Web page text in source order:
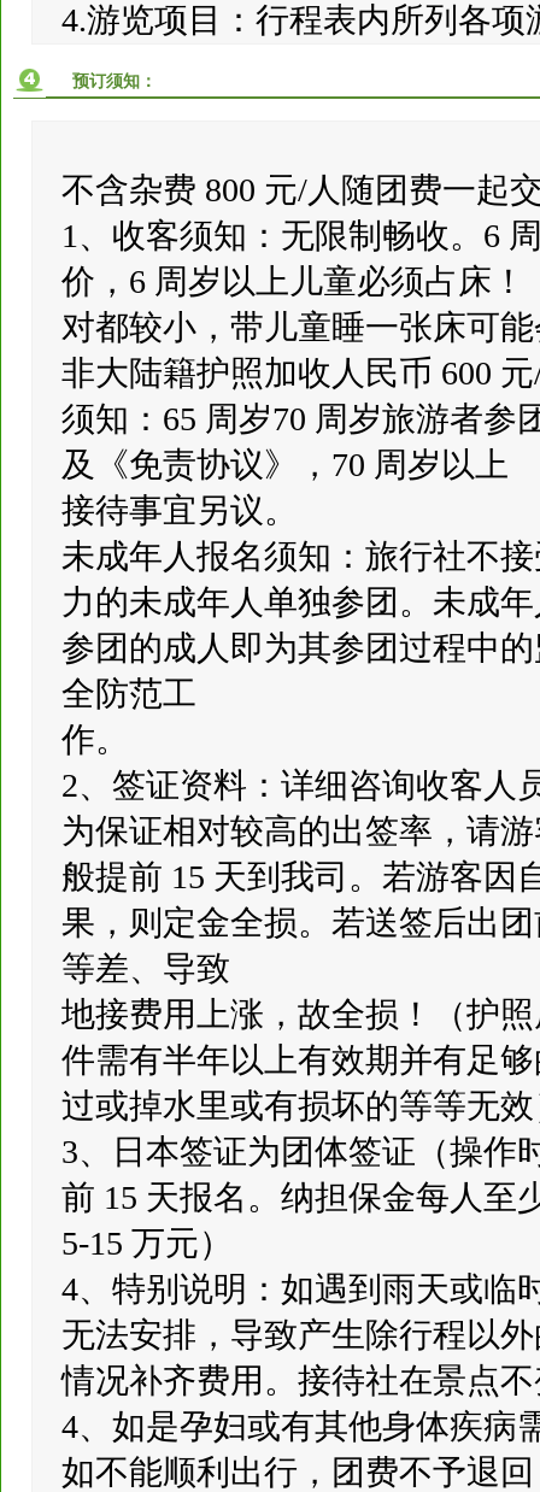
4.游览项目：行程表内所列各
预订须知：
不含杂费 800 元/人随团费一起
1、收客须知：无限制畅收。6
价，6 周岁以上儿童必须占床
对都较小，带儿童睡一张床可
非大陆籍护照加收人民币 600
须知：65 周岁70 周岁旅游者
及《免责协议》，70 周岁以上
接待事宜另议。
未成年人报名须知：旅行社不
力的未成年人单独参团。未成
参团的成人即为其参团过程中
全防范工
作。
2、签证资料：详细咨询收客人
为保证相对较高的出签率，请
般提前 15 天到我司。若游客因
果，则定金全损。若送签后出
等差、导致
地接费用上涨，故全损！（护
件需有半年以上有效期并有足
过或掉水里或有损坏的等等无
3、日本签证为团体签证（操作
前 15 天报名。纳担保金每人至
5-15 万元）
4、特别说明：如遇到雨天或临
无法安排，导致产生除行程以
情况补齐费用。接待社在景点
4、如是孕妇或有其他身体疾病
如不能顺利出行，团费不予退